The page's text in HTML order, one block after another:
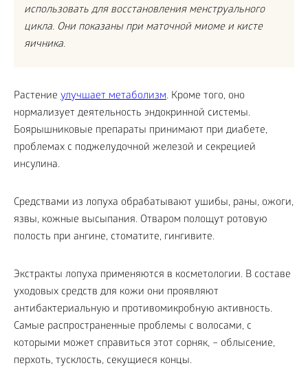
использовать для восстановления менструального
цикла. Они показаны при маточной миоме и кисте
яичника.
Растение улучшает метаболизм. Кроме того, оно
нормализует деятельность эндокринной системы.
Боярышниковые препараты принимают при диабете,
проблемах с поджелудочной железой и секрецией
инсулина.
Средствами из лопуха обрабатывают ушибы, раны, ожоги,
язвы, кожные высыпания. Отваром полощут ротовую
полость при ангине, стоматите, гингивите.
Экстракты лопуха применяются в косметологии. В составе
уходовых средств для кожи они проявляют
антибактериальную и противомикробную активность.
Самые распространенные проблемы с волосами, с
которыми может справиться этот сорняк, – облысение,
перхоть, тусклость, секущиеся концы.